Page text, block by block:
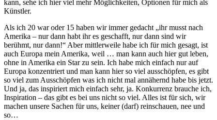
kann, sehe ich hier viel mehr Möglichkeiten, Optionen für mich als
Künstler.
Als ich 20 war oder 15 haben wir immer gedacht „ihr musst nach
Amerika – nur dann habt ihr es geschafft, nur dann sind wir
berühmt, nur dann!“ Aber mittlerweile habe ich für mich gesagt, ist
auch Europa mein Amerika, weil … man kann auch hier gut leben,
ohne in Amerika ein Star zu sein. Ich habe mich einfach nur auf
Europa konzentriert und man kann hier so viel ausschöpfen, es gibt
so viel zum Ausschöpfen was ich nicht mal annähernd habe bis jetzt.
Und ja, das inspiriert mich einfach sehr, ja. Konkurrenz brauche ich,
Inspiration – das gibt es bei uns nicht so viel. Alles ist für sich, wir
machen unsere Sachen für uns, keiner (darf) reinschauen, nee und
so…